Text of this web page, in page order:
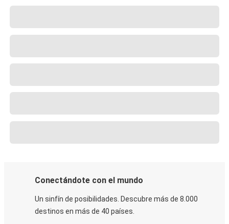
Conectándote con el mundo
Un sinfín de posibilidades. Descubre más de 8.000
destinos en más de 40 países.